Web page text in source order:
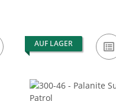
AUF LAGER